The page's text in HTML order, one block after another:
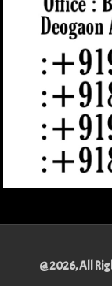
@ 2026, All